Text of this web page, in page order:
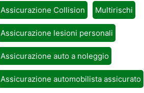
Assicurazione Collision Multirischi
Assicurazione lesioni personali
Assicurazione auto a noleggio
Assicurazione automobilista assicurato